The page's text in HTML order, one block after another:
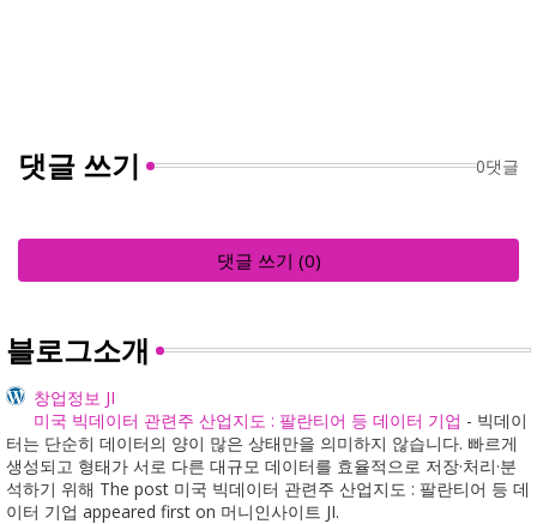
댓글 쓰기 0댓글
댓글 쓰기 (0)
블로그소개
창업정보 JI
미국 빅데이터 관련주 산업지도 : 팔란티어 등 데이터 기업 - 빅데이
터는 단순히 데이터의 양이 많은 상태만을 의미하지 않습니다. 빠르게
생성되고 형태가 서로 다른 대규모 데이터를 효율적으로 저장·처리·분
석하기 위해 The post 미국 빅데이터 관련주 산업지도 : 팔란티어 등 데
이터 기업 appeared first on 머니인사이트 JI.